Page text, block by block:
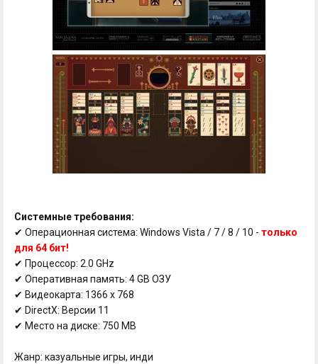
Системные требования:
✔ Операционная система: Windows Vista / 7 / 8 / 10 - только
для 64 бит!
✔ Процессор: 2.0 GHz
✔ Оперативная память: 4 GB ОЗУ
✔ Видеокарта: 1366 x 768
✔ DirectX: Версии 11
✔ Место на диске: 750 MB
Жанр: казуальные игры, инди